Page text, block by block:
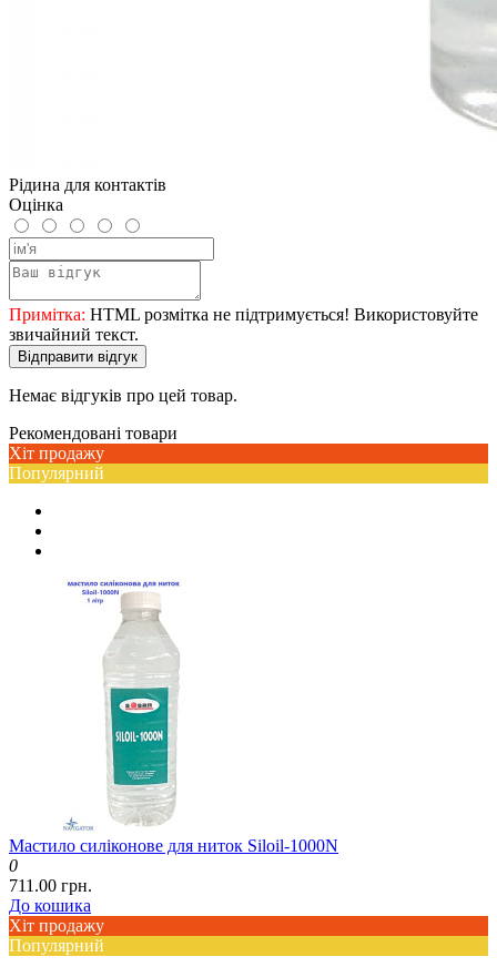
Рідина для контактів
Оцінка
Примітка: HTML розмітка не підтримується! Використовуйте
звичайний текст.
Відправити відгук
Немає відгуків про цей товар.
Рекомендовані товари
Хіт продажу
Популярний
Мастило силіконове для ниток Siloil-1000N
0
711.00 грн.
До кошика
Хіт продажу
Популярний